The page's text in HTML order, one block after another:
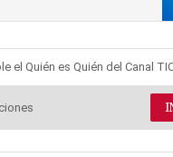
el Quién es Quién del Canal